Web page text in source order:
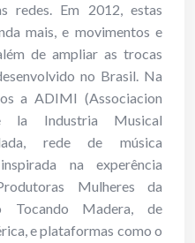
redes. Em 2012, estas
mais, e movimentos e
de ampliar as trocas
no Brasil. Na
a ADIMI (Associacion
la Industria Musical
rede de música
na experência
Mulheres da
Tocando Madera, de
e plataformas como o